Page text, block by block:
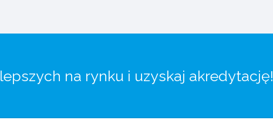
na rynku i uzyskaj akredytację!